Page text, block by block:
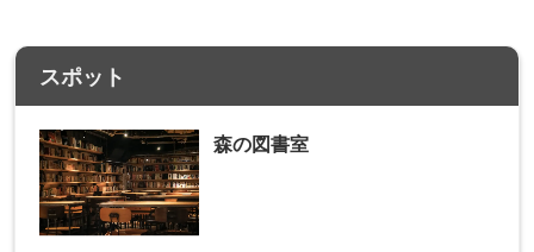
スポット
森の図書室